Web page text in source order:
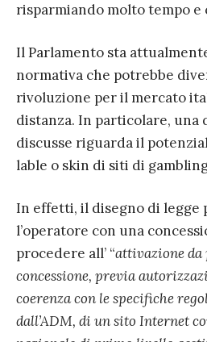
risparmiando molto tempo e
Il Parlamento sta
normativa che potrebbe
rivoluzione per il mercato
distanza. In particolare, una
discusse riguarda il
lable o skin di siti di
In effetti, il disegno di legge
l’operatore con una
procedere all’ “attivazione
concessione, previa
coerenza con le specifiche
dall’ADM, di un sito Internet